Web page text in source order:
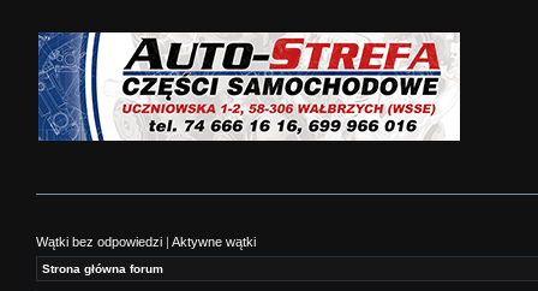
Wątki bez odpowiedzi | Aktywne wątki
Strona główna forum